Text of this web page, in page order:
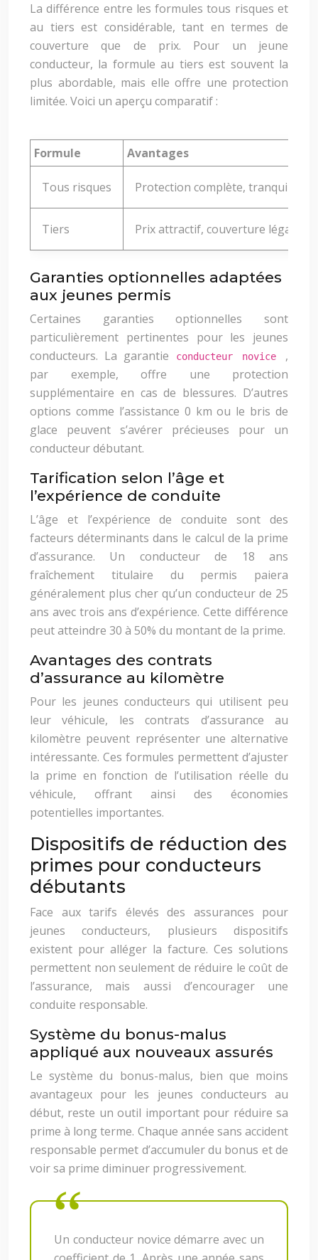
La différence entre les formules tous risques et
au tiers est considérable, tant en termes de
couverture que de prix. Pour un jeune
conducteur, la formule au tiers est souvent la
plus abordable, mais elle offre une protection
limitée. Voici un aperçu comparatif :
Formule Avantages
Tous risques Protection complète, tranquillité
Tiers Prix attractif, couverture légale
Garanties optionnelles adaptées
aux jeunes permis
Certaines garanties optionnelles sont
particulièrement pertinentes pour les jeunes
conducteurs. La garantie
conducteur novice ,
par exemple, offre une protection
supplémentaire en cas de blessures. D’autres
options comme l’assistance 0 km ou le bris de
glace peuvent s’avérer précieuses pour un
conducteur débutant.
Tarification selon l’âge et
l’expérience de conduite
L’âge et l’expérience de conduite sont des
facteurs déterminants dans le calcul de la prime
d’assurance. Un conducteur de 18 ans
fraîchement titulaire du permis paiera
généralement plus cher qu’un conducteur de 25
ans avec trois ans d’expérience. Cette différence
peut atteindre 30 à 50% du montant de la prime.
Avantages des contrats
d’assurance au kilomètre
Pour les jeunes conducteurs qui utilisent peu
leur véhicule, les contrats d’assurance au
kilomètre peuvent représenter une alternative
intéressante. Ces formules permettent d’ajuster
la prime en fonction de l’utilisation réelle du
véhicule, offrant ainsi des économies
potentielles importantes.
Dispositifs de réduction des
primes pour conducteurs
débutants
Face aux tarifs élevés des assurances pour
jeunes conducteurs, plusieurs dispositifs
existent pour alléger la facture. Ces solutions
permettent non seulement de réduire le coût de
l’assurance, mais aussi d’encourager une
conduite responsable.
Système du bonus-malus
appliqué aux nouveaux assurés
Le système du bonus-malus, bien que moins
avantageux pour les jeunes conducteurs au
début, reste un outil important pour réduire sa
prime à long terme. Chaque année sans accident
responsable permet d’accumuler du bonus et de
voir sa prime diminuer progressivement.
Un conducteur novice démarre avec un